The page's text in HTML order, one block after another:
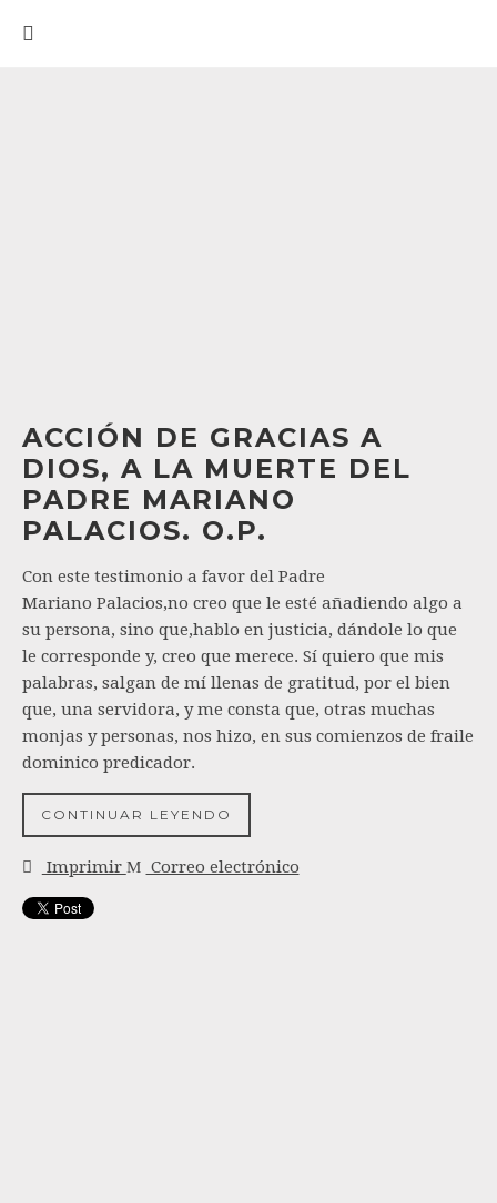
ACCIÓN DE GRACIAS A
DIOS, A LA MUERTE DEL
PADRE MARIANO
PALACIOS. O.P.
Con este testimonio a favor del Padre
Mariano Palacios,no creo que le esté añadiendo algo a
su persona, sino que,hablo en justicia, dándole lo que
le corresponde y, creo que merece. Sí quiero que mis
palabras, salgan de mí llenas de gratitud, por el bien
que, una servidora, y me consta que, otras muchas
monjas y personas, nos hizo, en sus comienzos de fraile
dominico predicador.
CONTINUAR LEYENDO
Imprimir Correo electrónico